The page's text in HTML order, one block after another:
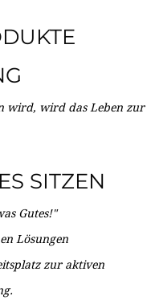
wird, wird das Leben zur
SITZEN
Gutes!"
Lösungen
zur aktiven